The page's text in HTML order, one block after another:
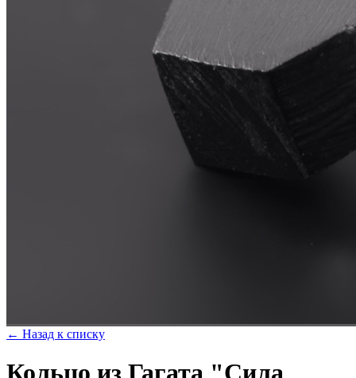
← Назад к списку